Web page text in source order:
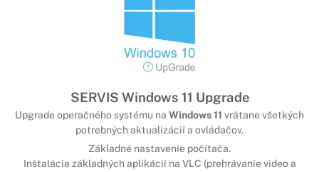
SERVIS Windows 11 Upgrade
Upgrade operačného systému na Windows 11 vrátane všetkých
potrebných aktualizácií a ovládačov.
Základné nastavenie počítača.
Inštalácia základných aplikácií na VLC (prehrávanie video a